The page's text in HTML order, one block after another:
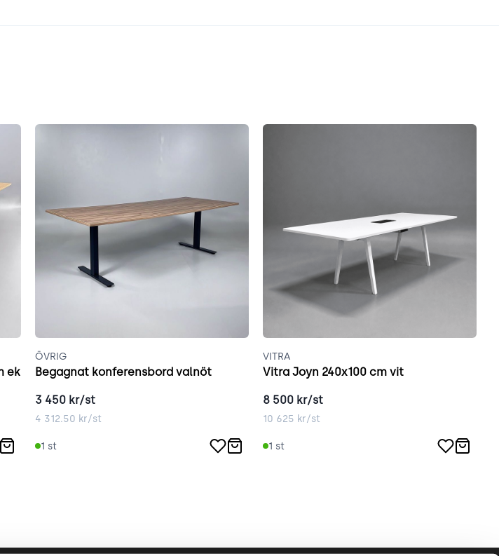
ek
ÖVRIG
Begagnat konferensbord valnöt
3 450 kr/st
4 312.50 kr/st
1 st
VITRA
Vitra Joyn 240x100 cm vit
8 500 kr/st
10 625 kr/st
1 st